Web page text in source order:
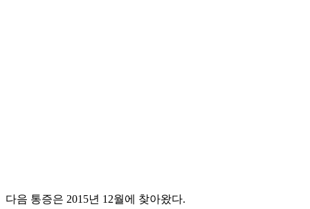
다음 통증은 2015년 12월에 찾아왔다.